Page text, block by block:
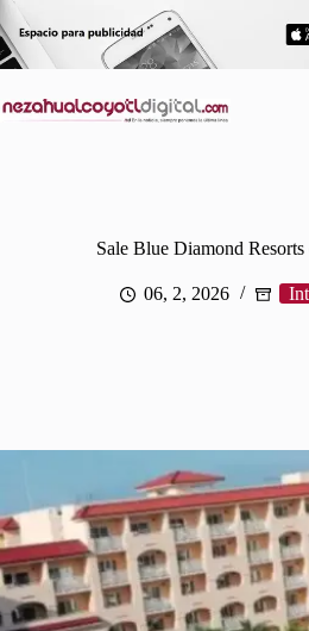
Saltar
al
contenido
Sale Blue Diamond Resorts
06, 2, 2026